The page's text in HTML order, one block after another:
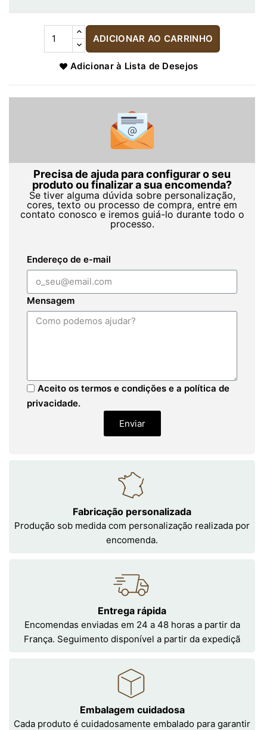
ADICIONAR AO CARRINHO
Adicionar à Lista de Desejos
Precisa de ajuda para configurar o seu
produto ou finalizar a sua encomenda?
Se tiver alguma dúvida sobre personalização,
cores, texto ou processo de compra, entre em
contato conosco e iremos guiá-lo durante todo o
processo.
Endereço de e-mail
Mensagem
Aceito os termos e condições e a política de
privacidade.
Enviar
Fabricação personalizada
Produção sob medida com personalização realizada por
encomenda.
Entrega rápida
Encomendas enviadas em 24 a 48 horas a partir da
França. Seguimento disponível a partir da expediçã
Embalagem cuidadosa
Cada produto é cuidadosamente embalado para garantir